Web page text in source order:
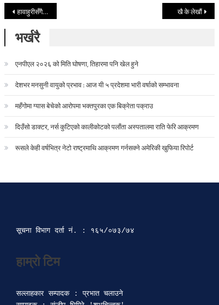
Post navigation
हावाहुरीसँगै परेको चट्याङले लियो एक महिलाको ज्यान खै के लेखौं
भर्खरै
एनपीएल २०२६ को मिति घोषणा, तिहारमा पनि खेल हुने
देशभर मनसुनी वायुको प्रभाव : आज यी ५ प्रदेशमा भारी वर्षाको सम्भावना
महँगोमा ग्यास बेचेको आरोपमा भक्तपुरका एक बिक्रेता पक्राउ
दिउँसो डाक्टर, नर्स कुटिएको कालीकोटको पलाँता अस्पतालमा राति फेरि आक्रमण
रूसले केही वर्षभित्र नेटो राष्ट्रमाथि आक्रमण गर्नसक्ने अमेरिकी खुफिया रिपोर्ट
सूचना विभाग दर्ता‍ नं. : १६५/०७३/७४
हाम्रो टिम
सल्लाहकार सम्पादक : प्रभात चलाउने